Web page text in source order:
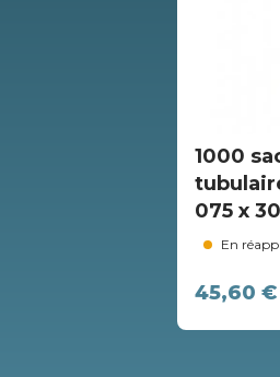
1000
075 x
En
45,60 €